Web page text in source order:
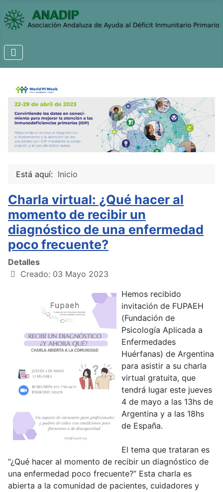
Está aquí: Inicio
Charla virtual: ¿Qué hacer al
momento de recibir un
diagnóstico de una enfermedad
poco frecuente?
Detalles
Creado: 03 Mayo 2023
Hemos recibido
invitación de FUPAEH
(Fundación de
Psicología Aplicada a
Enfermedades
Huérfanas) de Argentina
para asistir a su charla
virtual gratuita, que
tendrá lugar este jueves
4 de mayo a las 13hs de
Argentina y a las 18hs
de España.
El tema que trataran es
“¿Qué hacer al momento de recibir un diagnóstico de
una enfermedad poco frecuente?” Esta charla es
abierta a la comunidad de pacientes, cuidadores y